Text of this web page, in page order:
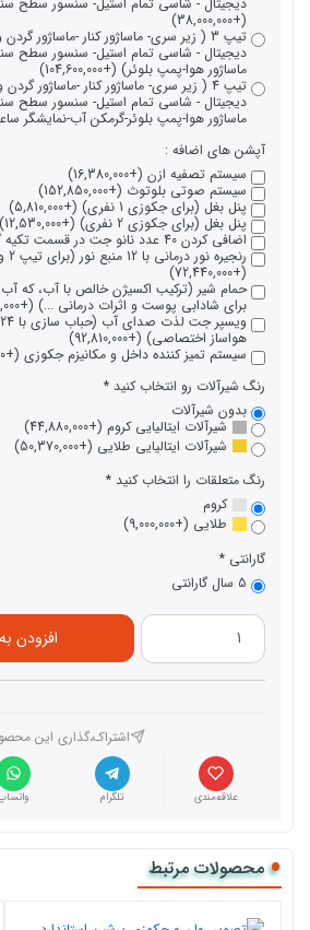
(+38,000,000)
تیپ 3 ( زیر سری- ماساژور کنار -ماساژور
دیجیتال - شاسی تمام استیل- سنسور سطح
ماساژور هوا-پمپ بلوئر) (+104,600,000)
تیپ 4 ( زیر سری- ماساژور کنار -ماساژور
دیجیتال - شاسی تمام استیل- سنسور سطح
ماساژور هوا-پمپ بلوئر-گرمکن آب-نمایشگر ساعت و
آپشن های اضافه :
سیستم تصفیه ازن (+16,380,000)
سیستم صوتی بلوتوث (+152,850,000)
پنل بغل (برای جکوزی 1 نفری) (+5,810,000)
پنل بغل (برای جکوزی 2 نفری) (+12,530,000)
اضافی کردن 40 عدد نانو جت در قسمت تکیه گاه (+60,690,000)
(+72,440,000)
حمام شیر (ترکیب اکسیژن خالص با آب، که
برای شادابی پوست و اثرات درمانی ...) (+309,890,000)
هواساز اختصاصی) (+92,810,000)
سیستم تمیز کننده داخل و مکانیزم جکوزی (+68,180,000)
رنگ شیرآلات رو انتخاب کنید
بدون شیرآلات
شیرآلات ایتالیایی کروم (+44,880,000)
شیرآلات ایتالیایی طلایی (+50,370,000)
رنگ متعلقات را انتخاب کنید
کروم
طلایی (+9,000,000)
گارانتی
5 سال گارانتی
افزودن
اشتراک،گذاری این
علاقه‌مندی تلگرام
محصولات مرتبط